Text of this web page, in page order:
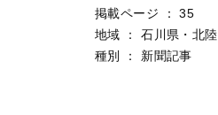
掲載ページ
：
35
地域
：
石川県・北陸
種別
： 新聞記事